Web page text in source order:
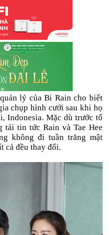
lý của Bi Rain cho biết
chụp hình cưới sau khi họ
Indonesia. Mặc dù trước tổ
tải tin tức Rain và Tae Hee
không đi tuần trăng mật
cả đều thay đổi.